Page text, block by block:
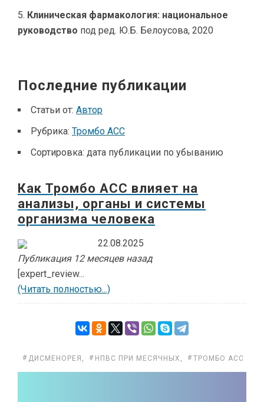
Клиническая фармакология: национальное
руководство под ред. Ю.Б. Белоусова, 2020
Последние публикации
Статьи от: Автор
Рубрика: Тромбо АСС
Сортировка: дата публикации по убыванию
Как Тромбо АСС влияет на
анализы, органы и системы
организма человека
22.08.2025
Публикация 12 месяцев назад
[expert_review...
(Читать полностью...)
ДИСМЕНОРЕЯ , НПВС ПРИ МЕСЯЧНЫХ , ТРОМБО АСС